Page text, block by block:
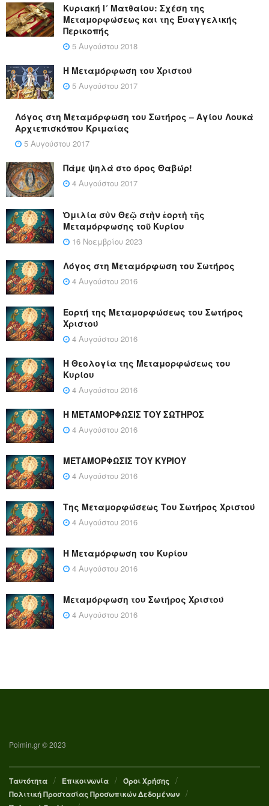
Κυριακή Ι´ Ματθαίου: Σχέση της
Μεταμορφώσεως και της Ευαγγελικής
Περικοπής
5 Αυγούστου 2018
Η Μεταμόρφωση του Χριστού
5 Αυγούστου 2017
Λόγος στη Μεταμόρφωση του Σωτήρος – Αγίου Λουκά
Αρχιεπισκόπου Κριμαίας
5 Αυγούστου 2017
Πάμε ψηλά στο όρος Θαβώρ!
4 Αυγούστου 2017
Ὁμιλία σὺν Θεῷ στὴν ἑορτὴ τῆς
Μεταμόρφωσης τοῦ Κυρίου
16 Νοεμβρίου 2023
Λόγος στη Μεταμόρφωση του Σωτήρος
4 Αυγούστου 2016
Εορτή της Μεταμορφώσεως του Σωτήρος
Χριστού
4 Αυγούστου 2016
Η Θεολογία της Μεταμορφώσεως του
Κυρίου
4 Αυγούστου 2016
Η ΜΕΤΑΜΟΡΦΩΣΙΣ ΤΟΥ ΣΩΤΗΡΟΣ
4 Αυγούστου 2016
ΜΕΤΑΜΟΡΦΩΣΙΣ ΤΟΥ ΚΥΡΙΟΥ
4 Αυγούστου 2016
Της Μεταμορφώσεως Του Σωτήρος Χριστού
4 Αυγούστου 2016
Η Μεταμόρφωση του Κυρίου
4 Αυγούστου 2016
Μεταμόρφωση του Σωτήρος Χριστού
4 Αυγούστου 2016
Poimin.gr © 2023
Ταυτότητα Επικοινωνία
Όροι Χρήσης
Πολιτική Προστασίας Προσωπικών Δεδομένων